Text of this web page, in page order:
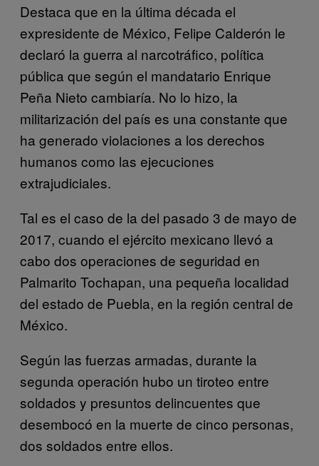
Destaca que en la última década el
expresidente de México, Felipe Calderón le
declaró la guerra al narcotráfico, política
pública que según el mandatario Enrique
Peña Nieto cambiaría. No lo hizo, la
militarización del país es una constante que
ha generado violaciones a los derechos
humanos como las ejecuciones
extrajudiciales.
Tal es el caso de la del pasado 3 de mayo de
2017, cuando el ejército mexicano llevó a
cabo dos operaciones de seguridad en
Palmarito Tochapan, una pequeña localidad
del estado de Puebla, en la región central de
México.
Según las fuerzas armadas, durante la
segunda operación hubo un tiroteo entre
soldados y presuntos delincuentes que
desembocó en la muerte de cinco personas,
dos soldados entre ellos.